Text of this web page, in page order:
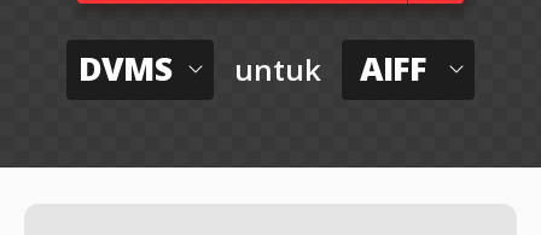
DVMS untuk AIFF